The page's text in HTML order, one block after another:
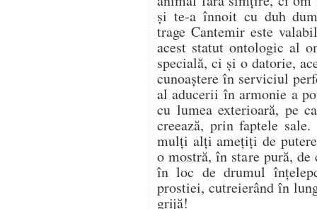
și te-a înnoit cu duh
trage Cantemir este
acest statut ontologic al
specială, ci și o datorie,
cunoaștere în serviciul
al aducerii în armonie a
cu lumea exterioară, pe
creează, prin faptele
mulți alți amețiți de
o mostră, în stare pură,
în loc de drumul
prostiei, cutreierând în
grijă!